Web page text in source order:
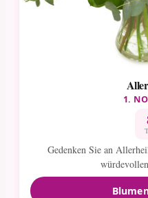
1.
Gedenken Sie an